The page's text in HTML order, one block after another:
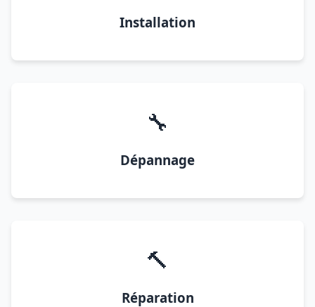
Installation
🔧
Dépannage
🔨
Réparation